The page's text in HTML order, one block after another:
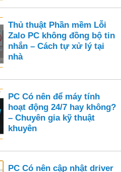
Thủ thuật Phần mềm Lỗi
Zalo PC không đồng bộ tin
nhắn – Cách tự xử lý tại
nhà
PC Có nên để máy tính
hoạt động 24/7 hay không?
– Chuyên gia kỹ thuật
khuyên
PC Có nên cập nhật driver